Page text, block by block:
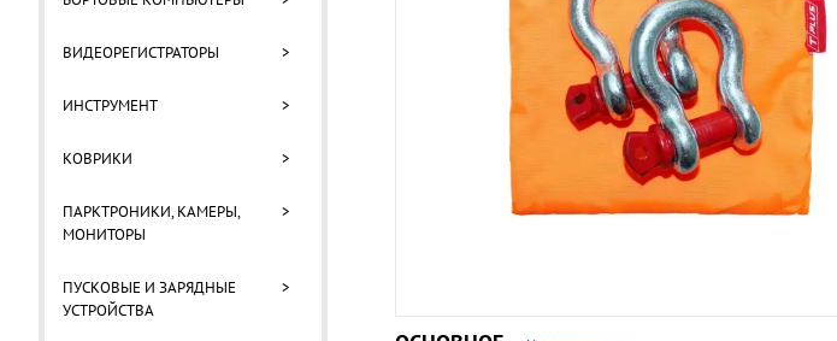
ВИДЕОРЕГИСТРАТОРЫ >
ИНСТРУМЕНТ >
КОВРИКИ >
ПАРКТРОНИКИ, КАМЕРЫ,
МОНИТОРЫ
>
ПУСКОВЫЕ И ЗАРЯДНЫЕ
УСТРОЙСТВА
>